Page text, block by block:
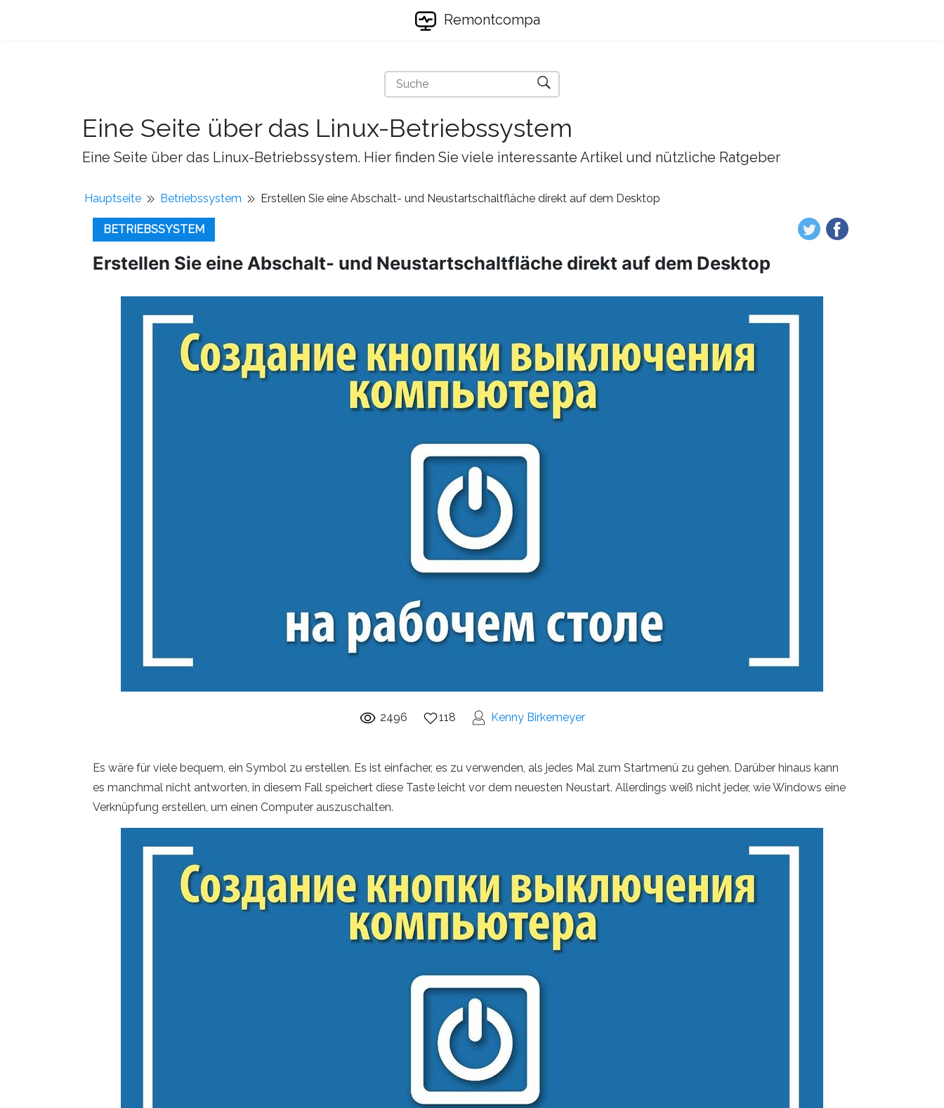
Remontcompa
Eine Seite über das Linux-Betriebssystem
Eine Seite über das Linux-Betriebssystem. Hier finden Sie viele interessante Artikel und nützliche Ratgeber
Hauptseite Betriebssystem Erstellen Sie eine Abschalt- und Neustartschaltfläche direkt auf dem Desktop
BETRIEBSSYSTEM
Erstellen Sie eine Abschalt- und Neustartschaltfläche direkt auf dem Desktop
2496 118 Kenny Birkemeyer
Es wäre für viele bequem, ein Symbol zu erstellen. Es ist einfacher, es zu verwenden, als jedes Mal zum Startmenü zu gehen. Darüber hinaus kann
es manchmal nicht antworten, in diesem Fall speichert diese Taste leicht vor dem neuesten Neustart. Allerdings weiß nicht jeder, wie Windows eine
Verknüpfung erstellen, um einen Computer auszuschalten.